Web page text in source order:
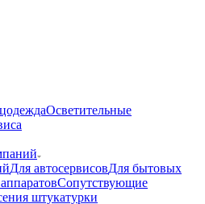
Осветительные
Для автосервисовДля бытовых
Сопутствующие
штукатурки